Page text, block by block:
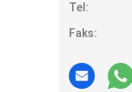
Tel:
Faks: